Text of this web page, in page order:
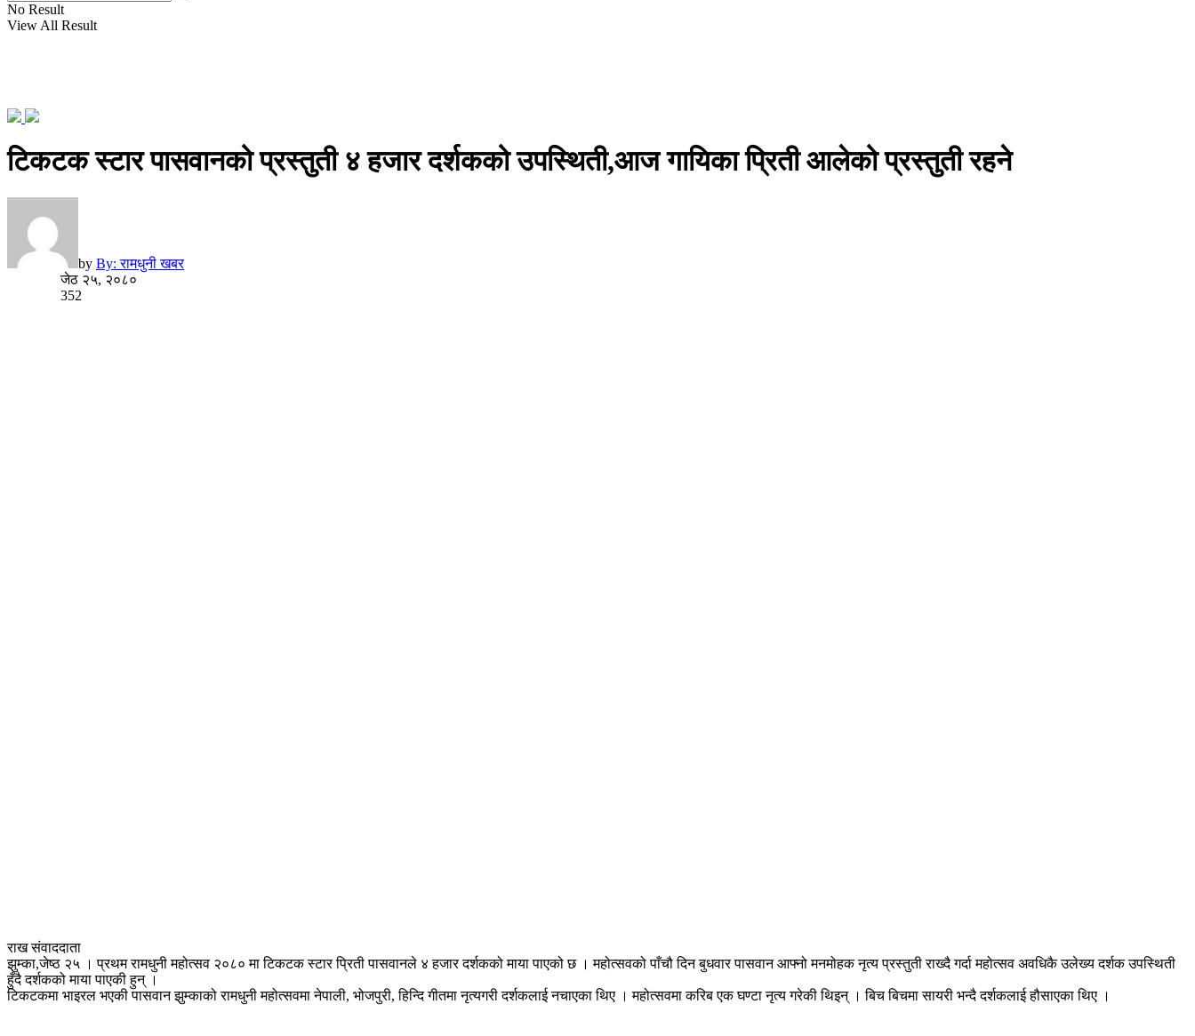
No Result
View All Result
टिकटक स्टार पासवानको प्रस्तुती ४ हजार दर्शकको उपस्थिती,आज गायिका प्रिती आलेको प्रस्तुती रहने
by By: रामधुनी खबर
जेठ २५, २०८०
352
राख संवाददाता
झुम्का,जेष्ठ २५ । प्रथम रामधुनी महोत्सव २०८० मा टिकटक स्टार प्रिती पासवानले ४ हजार दर्शकको माया पाएको छ । महोत्सवको पाँचौ दिन बुधवार पासवान आफ्नो मनमोहक नृत्य प्रस्तुती राख्दै गर्दा महोत्सव अवधिकै उलेख्य दर्शक उपस्थिती
हुँदै दर्शकको माया पाएकी हुन् ।
टिकटकमा भाइरल भएकी पासवान झुम्काको रामधुनी महोत्सवमा नेपाली, भोजपुरी, हिन्दि गीतमा नृत्यगरी दर्शकलाई नचाएका थिए । महोत्सवमा करिब एक घण्टा नृत्य गरेकी थिइन् । बिच बिचमा सायरी भन्दै दर्शकलाई हौसाएका थिए ।